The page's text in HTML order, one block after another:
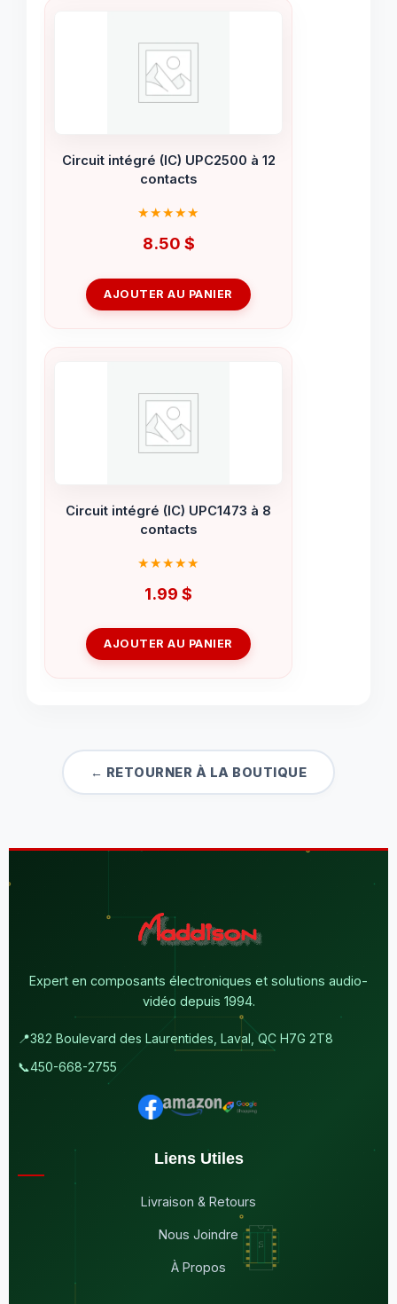
Circuit intégré (IC) UPC2500 à 12
contacts
8.50 $
AJOUTER AU PANIER
Circuit intégré (IC) UPC1473 à 8
contacts
1.99 $
AJOUTER AU PANIER
← RETOURNER À LA BOUTIQUE
Expert en composants électroniques et solutions audio-
vidéo depuis 1994.
📍382 Boulevard des Laurentides, Laval, QC H7G 2T8
📞450-668-2755
Liens Utiles
Livraison & Retours
Nous Joindre
À Propos